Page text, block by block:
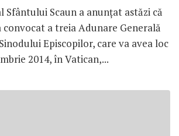
Sfântului Scaun a anunţat astăzi că
a treia Adunare Generală
Episcopilor, care va avea loc
2014, în Vatican,...